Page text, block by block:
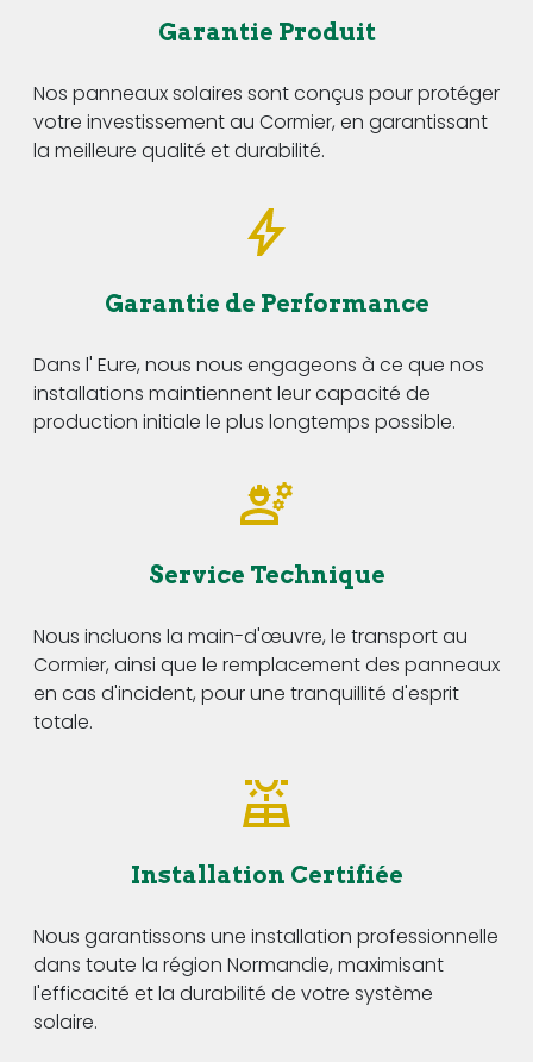
Garantie Produit
Nos panneaux solaires sont conçus pour protéger
votre investissement au Cormier, en garantissant
la meilleure qualité et durabilité.
Garantie de Performance
Dans l' Eure, nous nous engageons à ce que nos
installations maintiennent leur capacité de
production initiale le plus longtemps possible.
Service Technique
Nous incluons la main-d'œuvre, le transport au
Cormier, ainsi que le remplacement des panneaux
en cas d'incident, pour une tranquillité d'esprit
totale.
Installation Certifiée
Nous garantissons une installation professionnelle
dans toute la région Normandie, maximisant
l'efficacité et la durabilité de votre système
solaire.